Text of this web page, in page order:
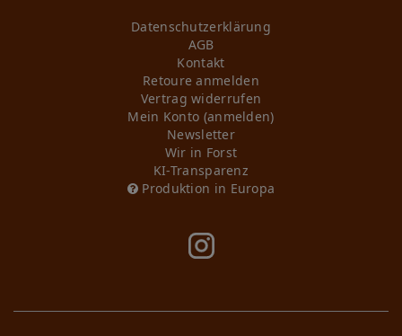
Daten­schutz­erklärung
AGB
Kontakt
Retoure anmelden
Vertrag widerrufen
Mein Konto (anmelden)
Newsletter
Wir in Forst
KI-Transparenz
Produktion in Europa